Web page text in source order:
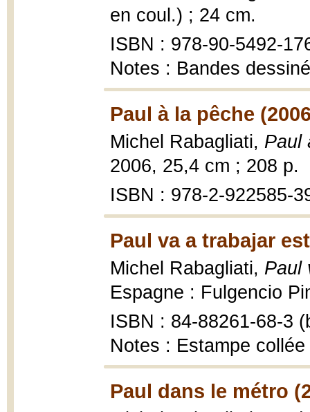
en coul.) ; 24 cm.
ISBN : 978-90-5492-
Notes : Bandes
Paul à la pêche
Michel Rabagliati, Paul
2006, 25,4 cm ; 208 p.
ISBN : 978-2-922585-
Paul va a trabajar
Michel Rabagliati, Paul
Espagne : Fulgencio
ISBN : 84-88261-68-3
Notes : Estampe
Paul dans le métro